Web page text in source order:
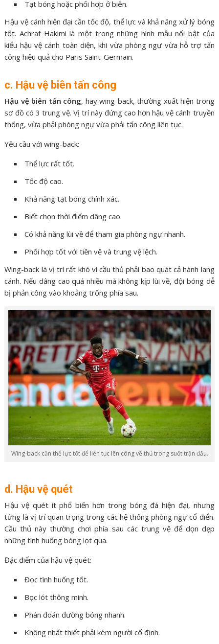
Tạt bóng hoặc phối hợp ở biên.
Hậu vệ cánh hiện đại cần tốc độ, thể lực và khả năng xử lý bóng
tốt. Achraf Hakimi là một trong những hình mẫu nổi bật của
kiểu hậu vệ cánh toàn diện, khi vừa phòng ngự vừa hỗ trợ tấn
công hiệu quả cho Paris Saint-Germain.
c. Hậu vệ biên tấn công
Hậu vệ biên tấn công, hay wing-back, thường xuất hiện trong
sơ đồ có 3 trung vệ. Vị trí này đứng cao hơn hậu vệ cánh truyền
thống, vừa phải phòng ngự vừa phải tấn công liên tục.
Yêu cầu với wing-back:
Thể lực rất tốt.
Tốc độ cao.
Khả năng tạt bóng chính xác.
Biết chọn thời điểm dâng cao.
Có khả năng lùi về để tham gia phòng ngự nhanh.
Phối hợp tốt với tiền vệ và trung vệ lệch.
Wing-back là vị trí rất khó vì cầu thủ phải bao quát cả hành lang
cánh. Nếu dâng cao quá nhiều mà không kịp lùi về, đội bóng dễ
bị phản công vào khoảng trống phía sau.
Wing-back cần thể lực tốt để liên tục lên công về thủ trong suốt trận đấu.
d. Hậu vệ quét
Hậu vệ quét ít phổ biến hơn trong bóng đá hiện đại, nhưng
từng là vị trí quan trọng trong các hệ thống phòng ngự cổ điển.
Cầu thủ này thường chơi phía sau các trung vệ để dọn dẹp
những tình huống bóng lọt qua.
Đặc điểm của hậu vệ quét:
Đọc tình huống tốt.
Bọc lót thông minh.
Phán đoán đường bóng nhanh.
Không nhất thiết phải kèm người cố định.